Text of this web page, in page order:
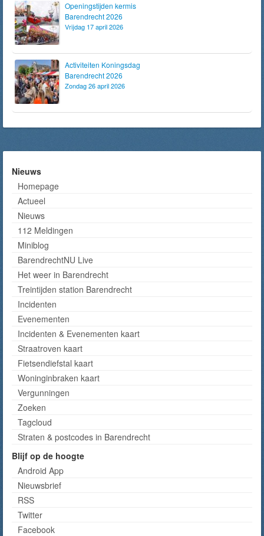
Openingstijden kermis
Barendrecht 2026
Vrijdag 17 april 2026
Activiteiten Koningsdag
Barendrecht 2026
Zondag 26 april 2026
Nieuws
Homepage
Actueel
Nieuws
112 Meldingen
Miniblog
BarendrechtNU Live
Het weer in Barendrecht
Treintijden station Barendrecht
Incidenten
Evenementen
Incidenten & Evenementen kaart
Straatroven kaart
Fietsendiefstal kaart
Woninginbraken kaart
Vergunningen
Zoeken
Tagcloud
Straten & postcodes in Barendrecht
Blijf op de hoogte
Android App
Nieuwsbrief
RSS
Twitter
Facebook